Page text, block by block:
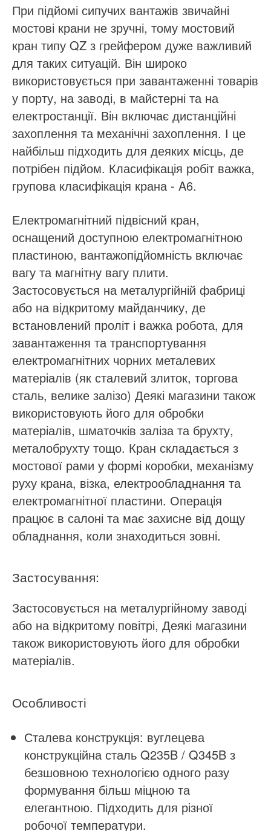
При підйомі сипучих вантажів звичайні
мостові крани не зручні, тому мостовий
кран типу QZ з грейфером дуже важливий
для таких ситуацій. Він широко
використовується при завантаженні товарів
у порту, на заводі, в майстерні та на
електростанції. Він включає дистанційні
захоплення та механічні захоплення. І це
найбільш підходить для деяких місць, де
потрібен підйом. Класифікація робіт важка,
групова класифікація крана - A6.
Електромагнітний підвісний кран,
оснащений доступною електромагнітною
пластиною, вантажопідйомність включає
вагу та магнітну вагу плити.
Застосовується на металургійній фабриці
або на відкритому майданчику, де
встановлений проліт і важка робота, для
завантаження та транспортування
електромагнітних чорних металевих
матеріалів (як сталевий злиток, торгова
сталь, велике залізо) Деякі магазини також
використовують його для обробки
матеріалів, шматочків заліза та брухту,
металобрухту тощо. Кран складається з
мостової рами у формі коробки, механізму
руху крана, візка, електрообладнання та
електромагнітної пластини. Операція
працює в салоні та має захисне від дощу
обладнання, коли знаходиться зовні.
Застосування:
Застосовується на металургійному заводі
або на відкритому повітрі, Деякі магазини
також використовують його для обробки
матеріалів.
Особливості
Сталева конструкція: вуглецева
конструкційна сталь Q235B / Q345B з
безшовною технологією одного разу
формування більш міцною та
елегантною. Підходить для різної
робочої температури.